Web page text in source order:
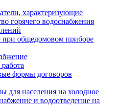
характеризующие
горячего водоснабжения
при общедомовом приборе
формы договоров
для населения на холодное
и водоотведение на